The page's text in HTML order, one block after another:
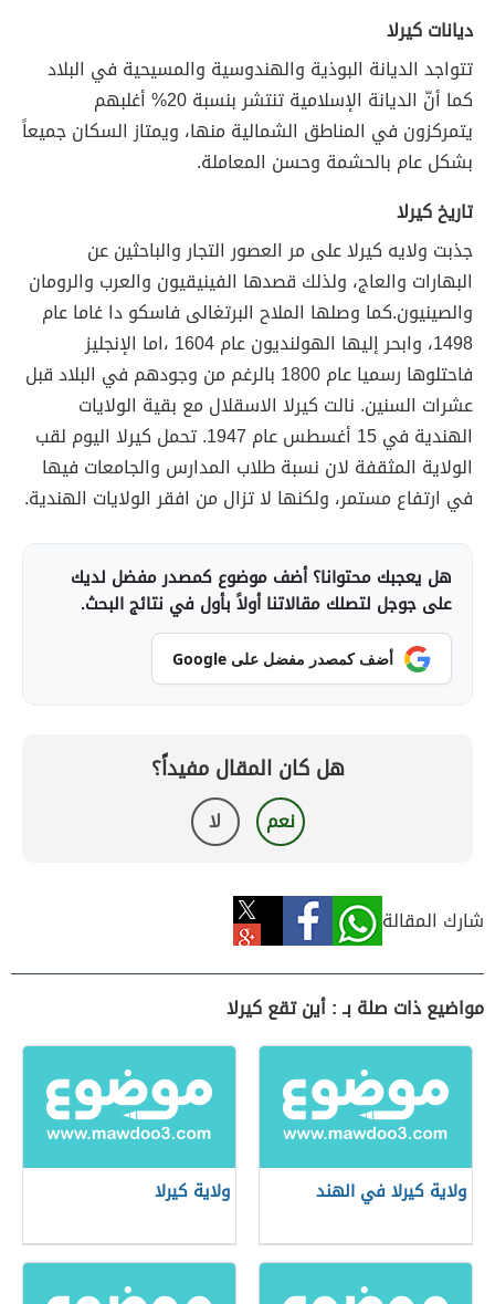
ديانات كيرلا
تتواجد الديانة البوذية والهندوسية والمسيحية في البلاد
كما أنّ الديانة الإسلامية تنتشر بنسبة 20% أغلبهم
يتمركزون في المناطق الشمالية منها، ويمتاز السكان جميعاً
بشكل عام بالحشمة وحسن المعاملة.
تاريخ كيرلا
جذبت ولايه كيرلا على مر العصور التجار والباحثين عن
البهارات والعاج، ولذلك قصدها الفينيقيون والعرب والرومان
والصينيون.كما وصلها الملاح البرتغالى فاسكو دا غاما عام
1498، وابحر إليها الهولنديون عام 1604 ،اما الإنجليز
فاحتلوها رسميا عام 1800 بالرغم من وجودهم في البلاد قبل
عشرات السنين. نالت كيرلا الاسقلال مع بقية الولايات
الهندية في 15 أغسطس عام 1947. تحمل كيرلا اليوم لقب
الولاية المثقفة لان نسبة طلاب المدارس والجامعات فيها
في ارتفاع مستمر، ولكنها لا تزال من افقر الولايات الهندية.
هل يعجبك محتوانا؟ أضف موضوع كمصدر مفضل لديك
على جوجل لتصلك مقالاتنا أولاً بأول في نتائج البحث.
أضف كمصدر مفضل على Google
هل كان المقال مفيداً؟
نعم لا
شارك المقالة
مواضيع ذات صلة بـ : أين تقع كيرلا
ولاية كيرلا في الهند ولاية كيرلا